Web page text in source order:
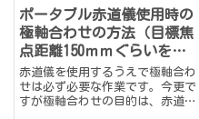
ポータブル赤道儀使用時の
極軸合わせの方法（目標焦
点距離150ｍｍぐらいを目
指して）
赤道儀を使用するうえで極軸合わ
せは必ず必要な作業です。今更で
すが極軸合わせの目的は、赤道儀